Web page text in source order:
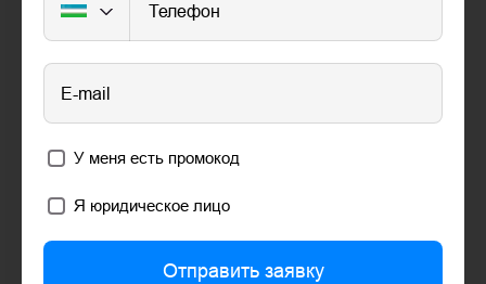
Телефон
E-mail
У меня есть промокод
Я юридическое лицо
Отправить заявку